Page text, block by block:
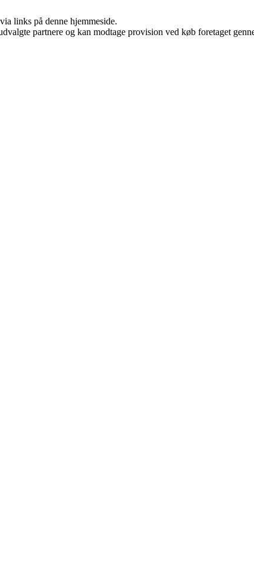
links på denne hjemmeside.
partnere og kan modtage provision ved køb foretaget